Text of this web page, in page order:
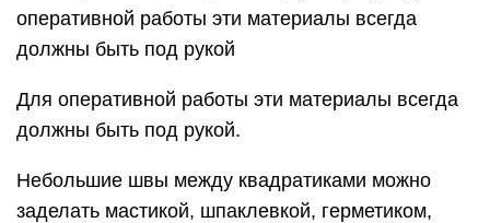
оперативной работы эти материалы всегда
должны быть под рукой
Для оперативной работы эти материалы всегда
должны быть под рукой.
Небольшие швы между квадратиками можно
заделать мастикой, шпаклевкой, герметиком,